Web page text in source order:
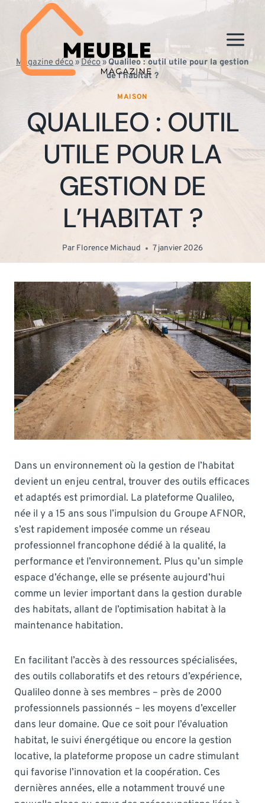
contenu
Magazine déco»Déco» Qualileo : outil utile pour la gestion
de l’habitat ?
MAISON
QUALILEO : OUTIL
UTILE POUR LA
GESTION DE
L’HABITAT ?
Par Florence Michaud 7 janvier 2026
Dans un environnement où la gestion de l’habitat
devient un enjeu central, trouver des outils efficaces
et adaptés est primordial. La plateforme Qualileo,
née il y a 15 ans sous l’impulsion du Groupe AFNOR,
s’est rapidement imposée comme un réseau
professionnel francophone dédié à la qualité, la
performance et l’environnement. Plus qu’un simple
espace d’échange, elle se présente aujourd’hui
comme un levier important dans la gestion durable
des habitats, allant de l’optimisation habitat à la
maintenance habitation.
En facilitant l’accès à des ressources spécialisées,
des outils collaboratifs et des retours d’expérience,
Qualileo donne à ses membres – près de 2000
professionnels passionnés – les moyens d’exceller
dans leur domaine. Que ce soit pour l’évaluation
habitat, le suivi énergétique ou encore la gestion
locative, la plateforme propose un cadre stimulant
qui favorise l’innovation et la coopération. Ces
dernières années, elle a notamment trouvé une